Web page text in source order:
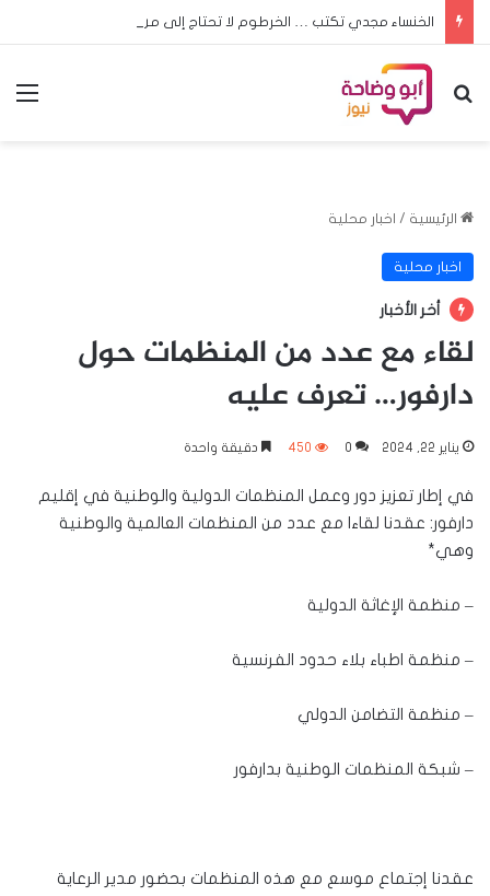
بحث عن
الرئيسية / اخبار محلية
اخبار محلية
أخر الأخبار
لقاء مع عدد من المنظمات حول
دارفور… تعرف عليه
يناير 22, 2024 0
450 دقيقة واحدة
في إطار تعزيز دور وعمل المنظمات الدولية والوطنية في إقليم
دارفور: عقدنا لقاءا مع عدد من المنظمات العالمية والوطنية
وهي*
– منظمة الإغاثة الدولية
– منظمة اطباء بلاء حدود الفرنسية
– منظمة التضامن الدولي
– شبكة المنظمات الوطنية بدارفور
عقدنا إجتماع موسع مع هذه المنظمات بحضور مدير الرعاية